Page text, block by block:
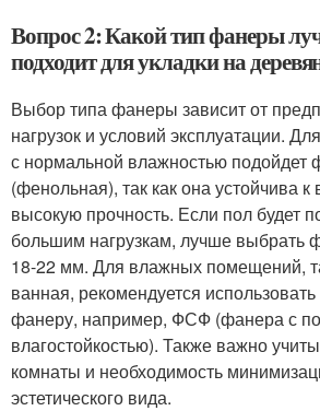
Вопрос 2: Какой тип фанеры
подходит для укладки на
Выбор типа фанеры зависит от
нагрузок и условий эксплуатации.
с нормальной влажностью
(фенольная), так как она устойчива к
высокую прочность. Если пол будет
большим нагрузкам, лучше выбрать
18-22 мм. Для влажных помещений,
ванная, рекомендуется
фанеру, например, ФСФ (фанера с
влагостойкостью). Также важно
комнаты и необходимость
эстетического вида.